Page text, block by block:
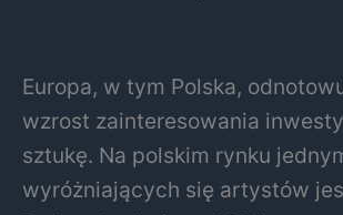
Europa, w tym Polska,
wzrost zainteresowania
sztukę. Na polskim rynku
wyróżniających się artystów